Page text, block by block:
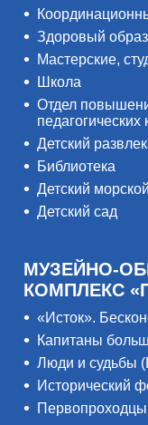
Здоровый
Мастерские,
Школа
Отдел
педагогических
Детский
Библиотека
Детский
Детский сад
МУЗЕЙНО-
КОМПЛЕКС
«Исток».
Капитаны
Люди и судьбы
Исторический